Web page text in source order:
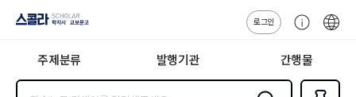
지사·교보문고
로그인
센
주제분류 발행기관 간행물